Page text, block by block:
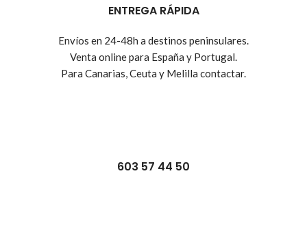
ENTREGA RÁPIDA
Envíos en 24-48h a destinos peninsulares.
Venta online para España y Portugal.
Para Canarias, Ceuta y Melilla contactar.
603 57 44 50